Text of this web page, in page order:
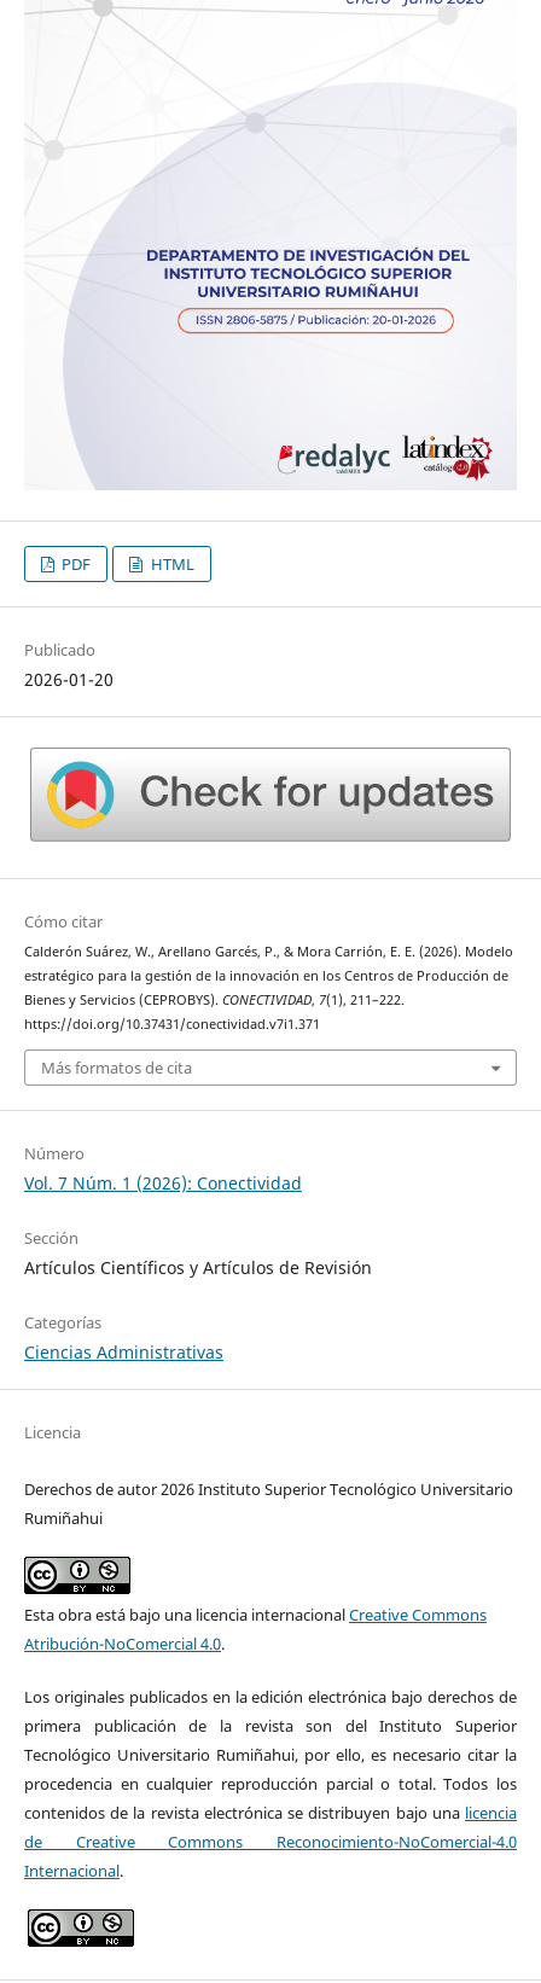
PDF HTML
Publicado
2026-01-20
Cómo citar
Calderón Suárez, W., Arellano Garcés, P., & Mora Carrión, E. E. (2026). Modelo
estratégico para la gestión de la innovación en los Centros de Producción de
Bienes y Servicios (CEPROBYS). CONECTIVIDAD, 7(1), 211–222.
https://doi.org/10.37431/conectividad.v7i1.371
Más formatos de cita
Número
Vol. 7 Núm. 1 (2026): Conectividad
Sección
Artículos Científicos y Artículos de Revisión
Categorías
Ciencias Administrativas
Licencia
Derechos de autor 2026 Instituto Superior Tecnológico Universitario
Rumiñahui
Esta obra está bajo una licencia internacionalCreative Commons
Atribución-NoComercial 4.0.
Los originales publicados en la edición electrónica bajo derechos de
primera publicación de la revista son del Instituto Superior
Tecnológico Universitario Rumiñahui, por ello, es necesario citar la
procedencia en cualquier reproducción parcial o total. Todos los
contenidos de la revista electrónica se distribuyen bajo una licencia
de Creative Commons Reconocimiento-NoComercial-4.0
Internacional.